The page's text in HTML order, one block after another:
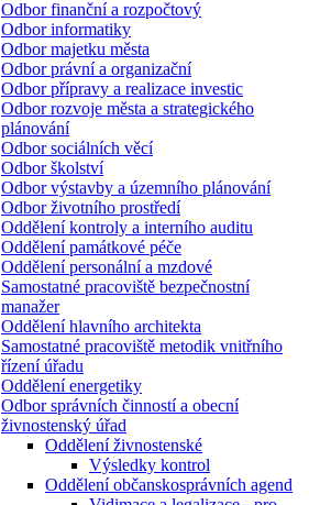
Odbor finanční a rozpočtový
Odbor informatiky
Odbor majetku města
Odbor právní a organizační
Odbor přípravy a realizace investic
Odbor rozvoje města a strategického
plánování
Odbor sociálních věcí
Odbor školství
Odbor výstavby a územního plánování
Odbor životního prostředí
Oddělení kontroly a interního auditu
Oddělení památkové péče
Oddělení personální a mzdové
Samostatné pracoviště bezpečnostní
manažer
Oddělení hlavního architekta
Samostatné pracoviště metodik vnitřního
řízení úřadu
Oddělení energetiky
Odbor správních činností a obecní
živnostenský úřad
Oddělení živnostenské
Výsledky kontrol
Oddělení občanskosprávních agend